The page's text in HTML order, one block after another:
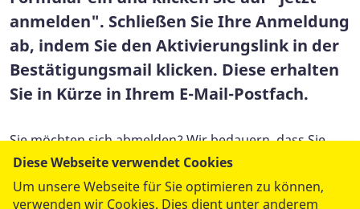
anmelden". Schließen Sie Ihre Anmeldung
ab, indem Sie den Aktivierungslink in der
Bestätigungsmail klicken. Diese erhalten
Sie in Kürze in Ihrem E-Mail-Postfach.
Sie möchten sich abmelden? Wir bedauern, dass Sie
nicht mehr über Neuigkeiten aus dem ASB informiert
werden möchten. Falls Sie sich sicher sind, klicken Sie
einfachhier , um keine Benachrichtigungen mehr von
Diese Webseite verwendet Cookies
Um unsere Webseite für Sie optimieren zu können,
verwenden wir Cookies. Dies dient unter anderem